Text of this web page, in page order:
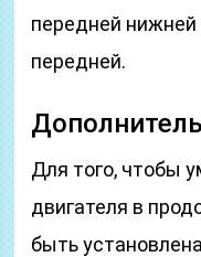
передней нижней
передней.
Для того, чтобы
двигателя в
быть